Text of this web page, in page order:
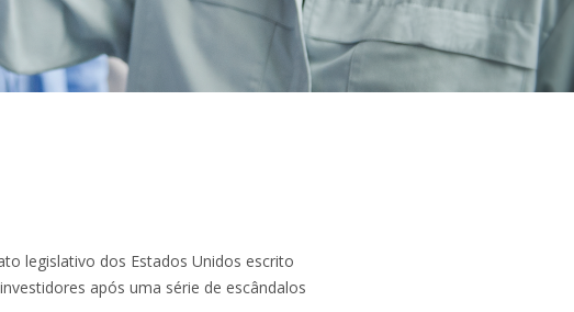
legislativo dos Estados Unidos escrito
após uma série de escândalos